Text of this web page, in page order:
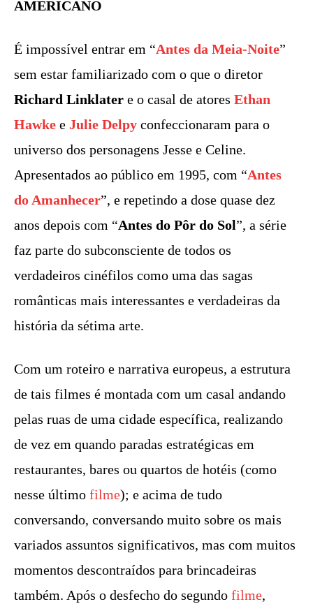
AMERICANO
É impossível entrar em “Antes da Meia-Noite”
sem estar familiarizado com o que o diretor
Richard Linklater e o casal de atores Ethan
Hawke e Julie Delpy confeccionaram para o
universo dos personagens Jesse e Celine.
Apresentados ao público em 1995, com “Antes
do Amanhecer”, e repetindo a dose quase dez
anos depois com “Antes do Pôr do Sol”, a série
faz parte do subconsciente de todos os
verdadeiros cinéfilos como uma das sagas
românticas mais interessantes e verdadeiras da
história da sétima arte.
Com um roteiro e narrativa europeus, a estrutura
de tais filmes é montada com um casal andando
pelas ruas de uma cidade específica, realizando
de vez em quando paradas estratégicas em
restaurantes, bares ou quartos de hotéis (como
nesse último filme); e acima de tudo
conversando, conversando muito sobre os mais
variados assuntos significativos, mas com muitos
momentos descontraídos para brincadeiras
também. Após o desfecho do segundo filme,